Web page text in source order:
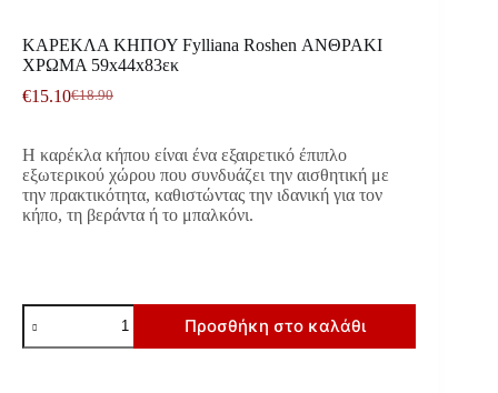
ΚΑΡΕΚΛΑ ΚΗΠΟΥ Fylliana Roshen ΑΝΘΡΑΚΙ
ΧΡΩΜΑ 59x44x83εκ
€18.90
Original
was:
€18.90.
€15.10Η
τιμή
είναι:
€15.10.
Η καρέκλα κήπου είναι ένα εξαιρετικό έπιπλο
εξωτερικού χώρου που συνδυάζει την αισθητική με
την πρακτικότητα, καθιστώντας την ιδανική για τον
κήπο, τη βεράντα ή το μπαλκόνι.
ΚΑΡΕΚΛΑ
ΚΗΠΟΥ
Fylliana
Προσθήκη στο καλάθι